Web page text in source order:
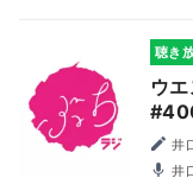
聴き
ウ
井
井